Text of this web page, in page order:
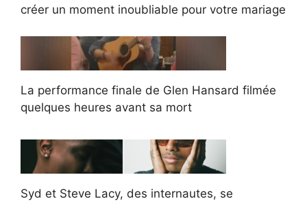
créer un moment inoubliable pour votre mariage
La performance finale de Glen Hansard filmée
quelques heures avant sa mort
Syd et Steve Lacy, des internautes, se